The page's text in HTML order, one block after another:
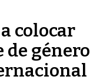
colocar
de género